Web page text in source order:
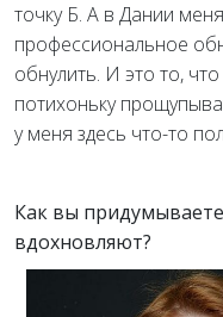
точку Б. А в Дании
профессиональное
обнулить. И это то,
потихоньку
у меня здесь что-то
Как вы
вдохновляют?